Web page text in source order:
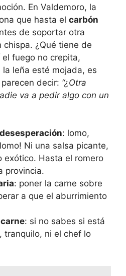
En Valdemoro, la
que hasta el carbón
de soportar otra
¿Qué tiene de
el fuego no crepita,
la leña esté mojada, es
decir: “¿Otra
va a pedir algo con un
: lomo,
Ni una salsa picante,
exótico. Hasta el romero
provincia.
: poner la carne sobre
a que el aburrimiento
: si no sabes si está
tranquilo, ni el chef lo